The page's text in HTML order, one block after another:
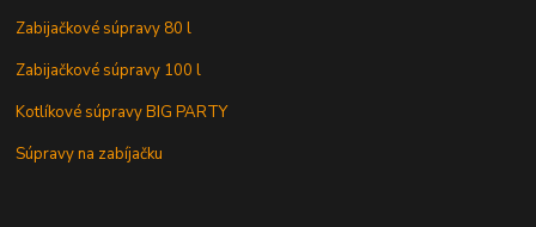
Zabijačkové súpravy 80 l
Zabijačkové súpravy 100 l
Kotlíkové súpravy BIG PARTY
Súpravy na zabíjačku